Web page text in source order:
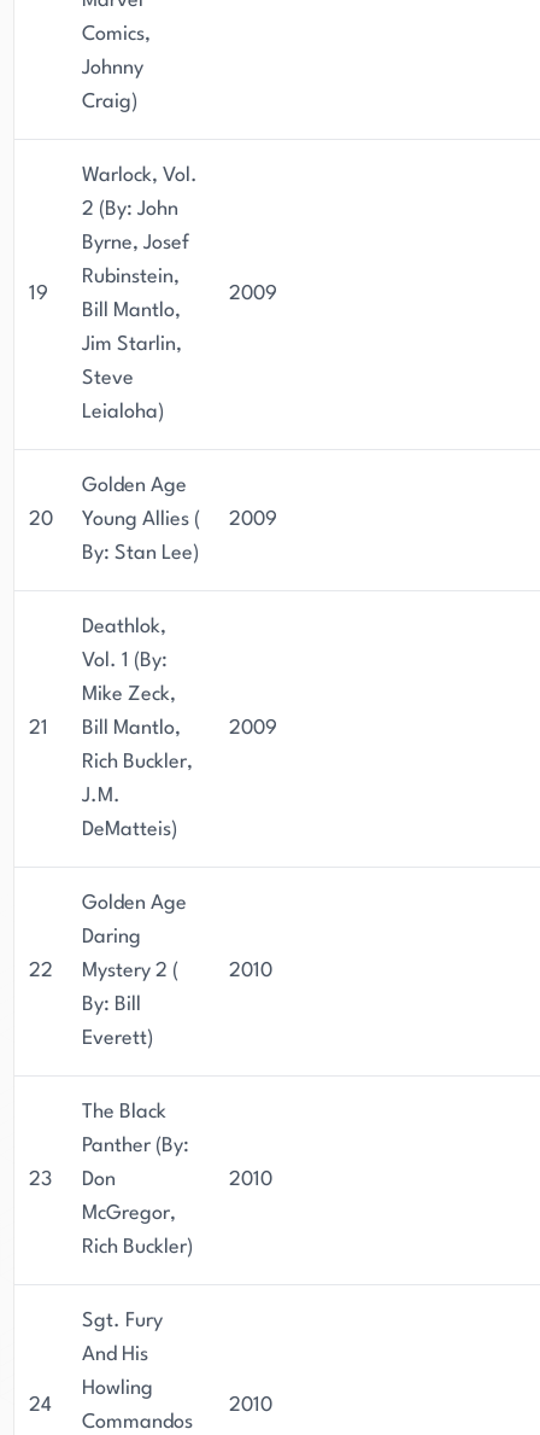
Comics,
Johnny
Craig)
19
Warlock, Vol.
2 (By: John
Byrne, Josef
Rubinstein,
Bill Mantlo,
Jim Starlin,
Steve
Leialoha)
2009
20
Golden Age
Young Allies (
By: Stan Lee)
2009
21
Deathlok,
Vol. 1 (By:
Mike Zeck,
Bill Mantlo,
Rich Buckler,
J.M.
DeMatteis)
2009
22
Golden Age
Daring
Mystery 2 (
By: Bill
Everett)
2010
23
The Black
Panther (By:
Don
McGregor,
Rich Buckler)
2010
24
Sgt. Fury
And His
Howling
Commandos
2010